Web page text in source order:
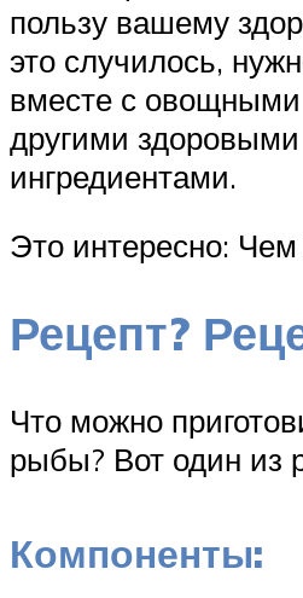
пользу вашему
это случилось,
вместе с
другими здоровыми
ингредиентами.
Это интересно:
Рецепт?
Что можно
рыбы? Вот один из
Компоненты: